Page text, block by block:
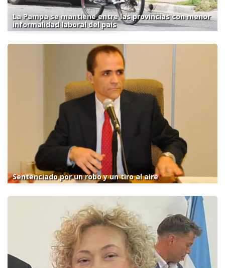
La Pampa se mantiene entre las provincias con menor
informalidad laboral del país
Sentenciado por un robo y un tiro al aire